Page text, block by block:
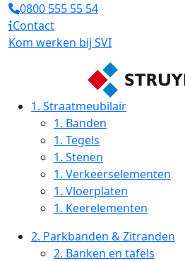
0800 555 55 54
Contact
Kom werken bij SVI
1. Straatmeubilair
1. Banden
1. Tegels
1. Stenen
1. Verkeerselementen
1. Vloerplaten
1. Keerelementen
2. Parkbanden & Zitranden
2. Banken en tafels